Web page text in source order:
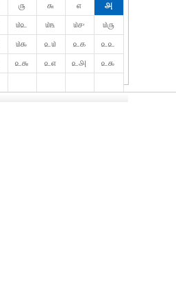
௫ ௬ ௭
௮
௰௨ ௰௩ ௰௪
௰௫
௰௯ ௨௰ ௨௧
௨௨
௨௬ ௨௭ ௨௮
௨௯